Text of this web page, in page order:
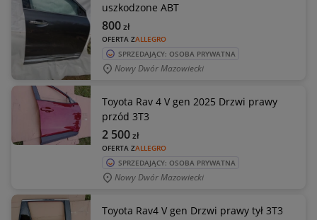
uszkodzone ABT
OFERTA ZALLEGRO
800zł
SPRZEDAJĄCY: OSOBA PRYWATNA
Nowy Dwór Mazowiecki
Toyota Rav 4 V gen 2025 Drzwi prawy
przód 3T3
OFERTA ZALLEGRO
2 500zł
SPRZEDAJĄCY: OSOBA PRYWATNA
Nowy Dwór Mazowiecki
Toyota Rav4 V gen Drzwi prawy tył 3T3